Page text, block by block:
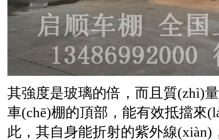
其強度是玻璃的倍，而且質(zhì)
車(chē)棚的頂部，能有效抵擋
此，其自身能折射的紫外線